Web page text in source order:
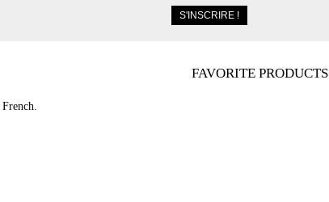
FAVORITE PRODUCTS
French.